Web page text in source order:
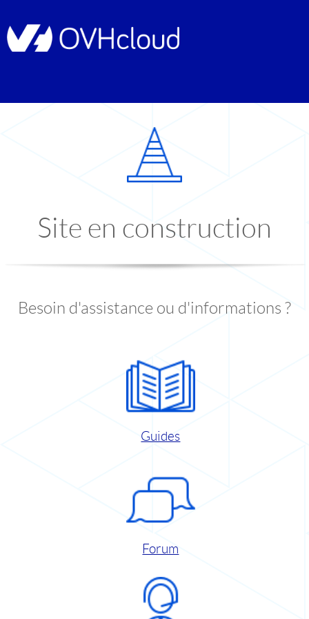
Site en construction
Besoin d'assistance ou d'informations ?
Guides
Forum